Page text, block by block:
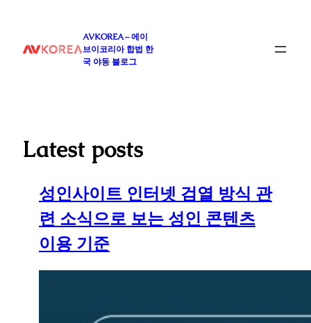
AVKOREA – 에이
브이코리아 합법 한
국 야동 블로그
Latest posts
성인사이트 인터넷 검열 방식 관
련 소식으로 보는 성인 콘텐츠
이용 기준